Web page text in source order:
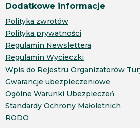
Dodatkowe informacje
Polityka zwrotów
Polityka prywatności
Regulamin Newslettera
Regulamin Wycieczki
Wpis do Rejestru Organizatorów
Gwarancje ubezpieczeniowe
Ogólne Warunki Ubezpieczeń
Standardy Ochrony Małoletnich
RODO